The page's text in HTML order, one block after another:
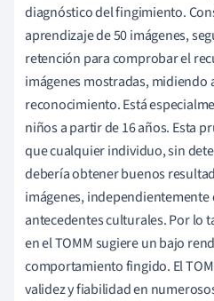
diagnóstico del fingimiento.
aprendizaje de 50 imágenes,
retención para comprobar el
imágenes mostradas, midiendo
reconocimiento. Está
niños a partir de 16 años. Esta
que cualquier individuo, sin
debería obtener buenos
imágenes, independientemente
antecedentes culturales. Por lo
en el TOMM sugiere un bajo
comportamiento fingido. El
validez y fiabilidad en